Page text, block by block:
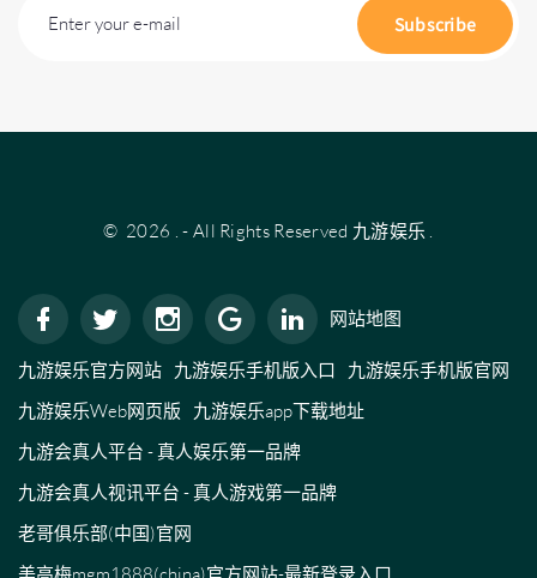
Enter your e-mail Subscribe
© 2026 .- All Rights Reserved 九游娱乐 .
网站地图
九游娱乐官方网站 九游娱乐手机版入口
九游娱乐手机版官网
九游娱乐Web网页版
九游娱乐app下载地址
九游会真人平台 - 真人娱乐第一品牌
九游会真人视讯平台 - 真人游戏第一品牌
老哥俱乐部(中国)官网